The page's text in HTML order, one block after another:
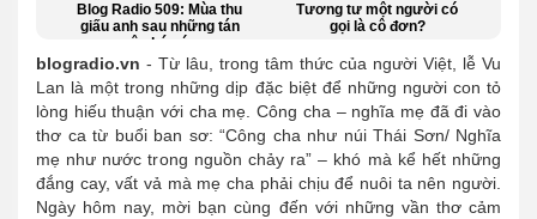
Blog Radio 509: Mùa thu
giấu anh sau những tán
cây héo úa
Tương tư một người có
gọi là cô đơn?
blogradio.vn - Từ lâu, trong tâm thức của người Việt, lễ Vu
Lan là một trong những dịp đặc biệt để những người con tỏ
lòng hiếu thuận với cha mẹ. Công cha – nghĩa mẹ đã đi vào
thơ ca từ buổi ban sơ: “Công cha như núi Thái Sơn/ Nghĩa
mẹ như nước trong nguồn chảy ra” – khó mà kể hết những
đắng cay, vất vả mà mẹ cha phải chịu để nuôi ta nên người.
Ngày hôm nay, mời bạn cùng đến với những vần thơ cảm